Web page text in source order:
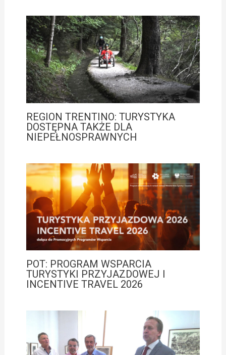
REGION TRENTINO: TURYSTYKA
DOSTĘPNA TAKŻE DLA
NIEPEŁNOSPRAWNYCH
POT: PROGRAM WSPARCIA
TURYSTYKI PRZYJAZDOWEJ I
INCENTIVE TRAVEL 2026